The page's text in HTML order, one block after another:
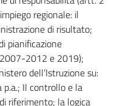
regionale: il
di risultato;
pianificazione
2012 e 2019);
dell’Istruzione su:
p.a.; Il controllo e la
riferimento; la logica